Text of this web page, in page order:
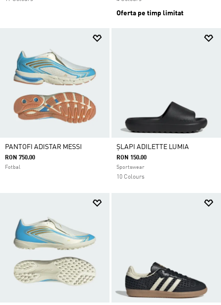
Oferta pe timp limitat
PANTOFI ADISTAR MESSI
RON 750.00
Fotbal
ȘLAPI ADILETTE LUMIA
RON 150.00
Sportswear
10 Colours